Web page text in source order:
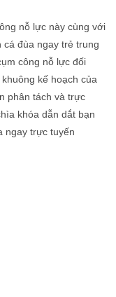
nỗ lực này cùng với
cá đùa ngay trẻ trung
công nỗ lực đối
kế hoạch của
phân tách và trực
khóa dẫn dắt bạn
ngay trực tuyến